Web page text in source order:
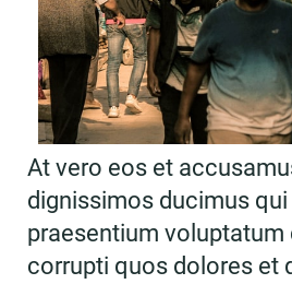
At vero eos et
dignissimos ducimus
praesentium voluptatum
corrupti quos dolores et